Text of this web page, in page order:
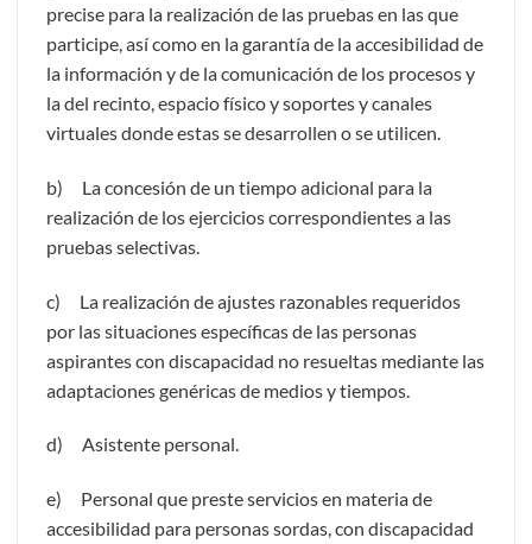
precise para la realización de las pruebas en las que
participe, así como en la garantía de la accesibilidad de
la información y de la comunicación de los procesos y
la del recinto, espacio físico y soportes y canales
virtuales donde estas se desarrollen o se utilicen.
b) La concesión de un tiempo adicional para la
realización de los ejercicios correspondientes a las
pruebas selectivas.
c) La realización de ajustes razonables requeridos
por las situaciones específicas de las personas
aspirantes con discapacidad no resueltas mediante las
adaptaciones genéricas de medios y tiempos.
d) Asistente personal.
e) Personal que preste servicios en materia de
accesibilidad para personas sordas, con discapacidad